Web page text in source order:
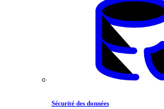
Sécurité des données